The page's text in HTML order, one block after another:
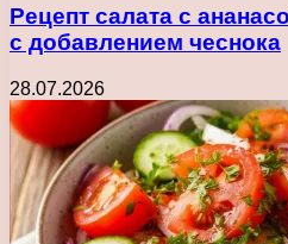
Рецепт салата с
с добавлением чеснока
28.07.2026